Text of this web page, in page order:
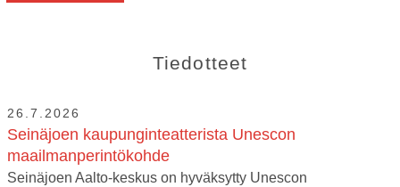
Tiedotteet
26.7.2026
Seinäjoen kaupunginteatterista Unescon
maailmanperintökohde
Seinäjoen Aalto-keskus on hyväksytty Unescon